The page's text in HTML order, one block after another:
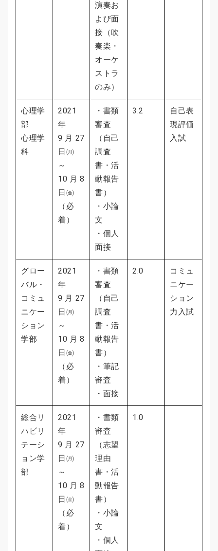
演奏お
よび面
接（吹
奏楽・
オーケ
ストラ
のみ）
心理学
部
心理学
科
2021
年
9 月 27
日㈪
～
10 月 8
日㈮
（必
着）
・書類
審査
（自己
調査
書・活
動報告
書）
・小論
文
・個人
面接
3.2
自己表
現評価
入試
グロー
バル・
コミュ
ニケー
ション
学部
2021
年
9 月 27
日㈪
～
10 月 8
日㈮
（必
着）
・書類
審査
（自己
調査
書・活
動報告
書）
・筆記
審査
・面接
2.0
コミュ
ニケー
ション
力入試
総合リ
ハビリ
テーシ
ョン学
部
2021
年
9 月 27
日㈪
～
10 月 8
日㈮
（必
着）
・書類
審査
（志望
理由
書・活
動報告
書）
・小論
文
・個人
1.0